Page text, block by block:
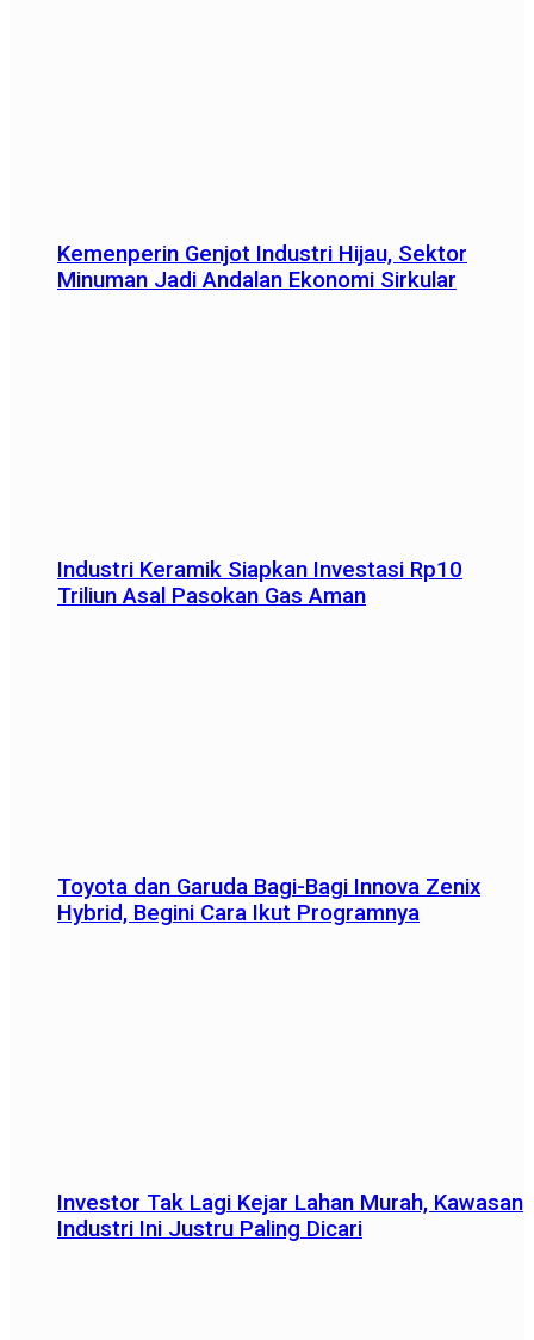
Kemenperin Genjot Industri Hijau, Sektor
Minuman Jadi Andalan Ekonomi Sirkular
Industri Keramik Siapkan Investasi Rp10
Triliun Asal Pasokan Gas Aman
Toyota dan Garuda Bagi-Bagi Innova Zenix
Hybrid, Begini Cara Ikut Programnya
Investor Tak Lagi Kejar Lahan Murah, Kawasan
Industri Ini Justru Paling Dicari